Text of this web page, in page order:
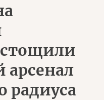
арсенал
радиуса